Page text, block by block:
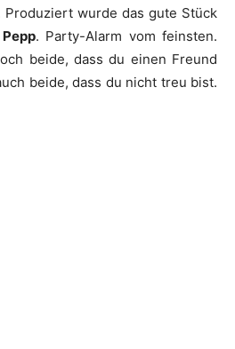
Produziert wurde das gute Stück
. Party-Alarm vom feinsten.
beide, dass du einen Freund
beide, dass du nicht treu bist.